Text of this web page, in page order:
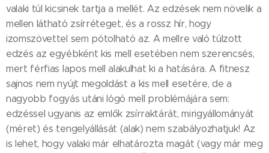
valaki túl kicsinek tartja a mellét. Az edzések nem növelik a
mellen látható zsírréteget, és a rossz hír, hogy
izomszövettel sem pótolható az. A mellre való túlzott
edzés az egyébként kis mell esetében nem szerencsés,
mert férfias lapos mell alakulhat ki a hatására. A fitnesz
sajnos nem nyújt megoldást a kis mell esetére, de a
nagyobb fogyás utáni lógó mell problémájára sem:
edzéssel ugyanis az emlők zsírraktárát, mirigyállományát
(méret) és tengelyállását (alak) nem szabályozhatjuk! Az
is lehet, hogy valaki már elhatározta magát (vagy már meg